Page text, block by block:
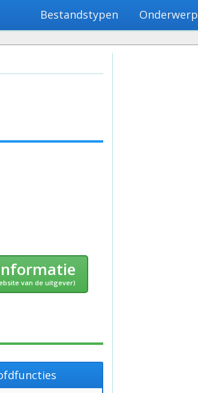
zoekenBestandstypen Onderwerp
van de uitgever)